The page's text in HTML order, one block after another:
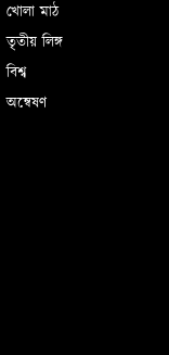
খোলা মাঠ
তৃতীয় লিঙ্গ
বিশ্ব
অন্বেষণ